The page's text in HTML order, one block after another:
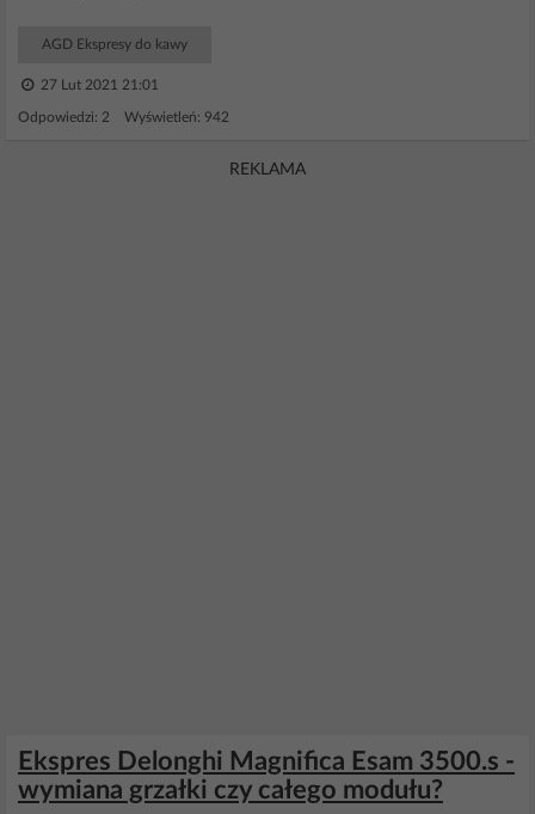
AGD Ekspresy do kawy
27 Lut 2021 21:01
Odpowiedzi: 2 Wyświetleń: 942
REKLAMA
Ekspres Delonghi Magnifica Esam 3500.s -
wymiana grzałki czy całego modułu?